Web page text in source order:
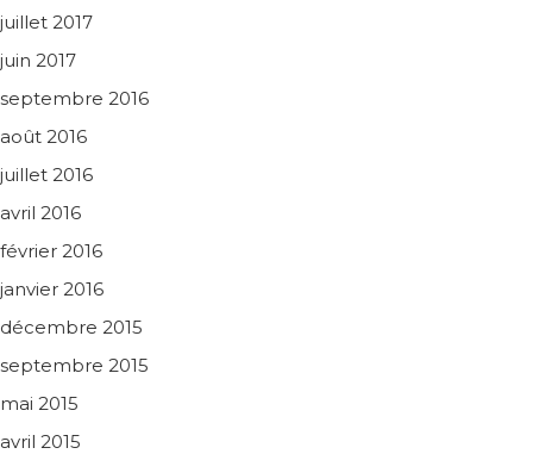
juillet 2017
juin 2017
septembre 2016
août 2016
juillet 2016
avril 2016
février 2016
janvier 2016
décembre 2015
septembre 2015
mai 2015
avril 2015